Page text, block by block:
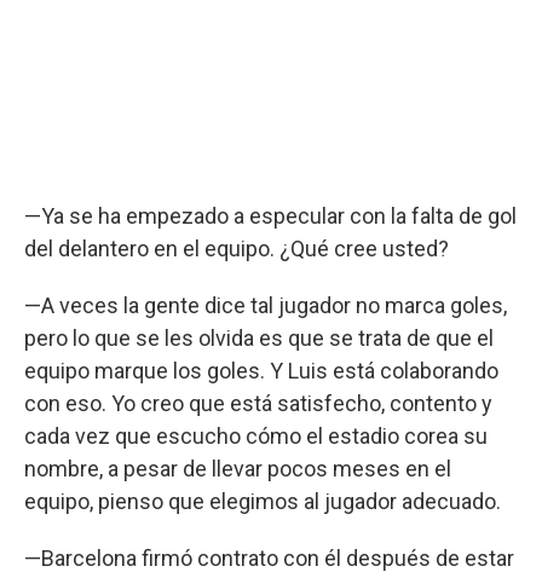
—Ya se ha empezado a especular con la falta de gol
del delantero en el equipo. ¿Qué cree usted?
—A veces la gente dice tal jugador no marca goles,
pero lo que se les olvida es que se trata de que el
equipo marque los goles. Y Luis está colaborando
con eso. Yo creo que está satisfecho, contento y
cada vez que escucho cómo el estadio corea su
nombre, a pesar de llevar pocos meses en el
equipo, pienso que elegimos al jugador adecuado.
—Barcelona firmó contrato con él después de estar